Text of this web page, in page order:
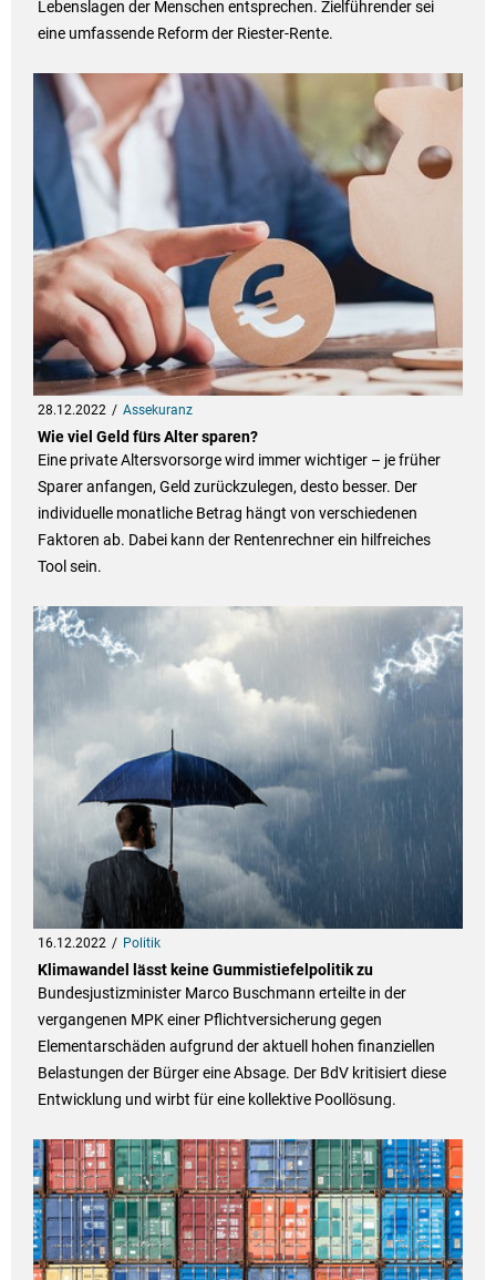
Lebenslagen der Menschen entsprechen. Zielführender sei
eine umfassende Reform der Riester-Rente.
28.12.2022 Assekuranz
Wie viel Geld fürs Alter sparen?
Eine private Altersvorsorge wird immer wichtiger – je früher
Sparer anfangen, Geld zurückzulegen, desto besser. Der
individuelle monatliche Betrag hängt von verschiedenen
Faktoren ab. Dabei kann der Rentenrechner ein hilfreiches
Tool sein.
16.12.2022 Politik
Klimawandel lässt keine Gummistiefelpolitik zu
Bundesjustizminister Marco Buschmann erteilte in der
vergangenen MPK einer Pflichtversicherung gegen
Elementarschäden aufgrund der aktuell hohen finanziellen
Belastungen der Bürger eine Absage. Der BdV kritisiert diese
Entwicklung und wirbt für eine kollektive Poollösung.